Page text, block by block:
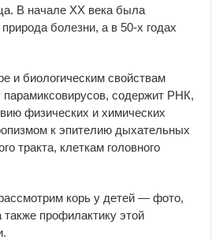
В начале XX века была
болезни, а в 50-х годах
и биологическим свойствам
парамиксовирусов, содержит РНК,
физических и химических
к эпителию дыхательных
тракта, клеткам головного
корь у детей — фото,
профилактику этой